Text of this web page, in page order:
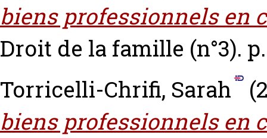
biens professionnels en
Droit de la famille (n°3).
Torricelli-Chrifi, Sarah
biens professionnels en